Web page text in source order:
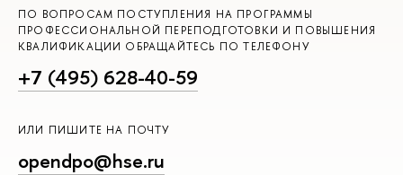
ПО ВОПРОСАМ ПОСТУПЛЕНИЯ НА ПРОГРАММЫ
ПРОФЕССИОНАЛЬНОЙ ПЕРЕПОДГОТОВКИ И ПОВЫШЕНИЯ
КВАЛИФИКАЦИИ ОБРАЩАЙТЕСЬ ПО ТЕЛЕФОНУ
+7 (495) 628-40-59
ИЛИ ПИШИТЕ НА ПОЧТУ
opendpo@hse.ru